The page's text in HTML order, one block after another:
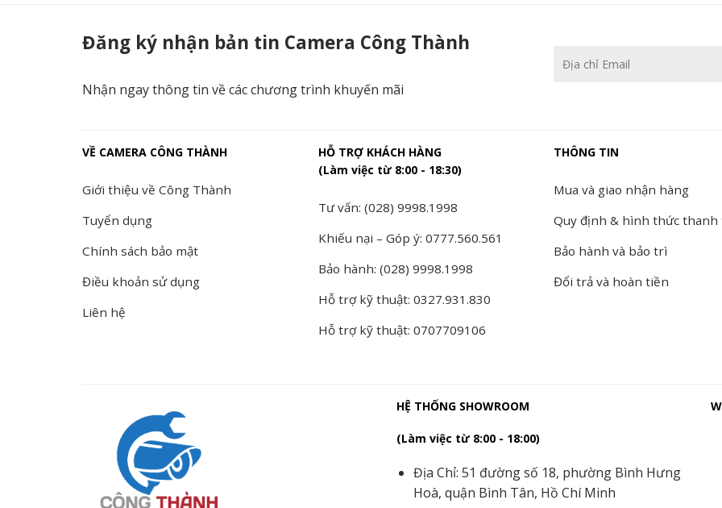
Đăng ký nhận bản tin Camera Công Thành
Nhận ngay thông tin về các chương trình khuyến mãi
VỀ CAMERA CÔNG THÀNH
Giới thiệu về Công Thành
Tuyển dụng
Chính sách bảo mật
Điều khoản sử dụng
Liên hệ
HỖ TRỢ KHÁCH HÀNG
(Làm việc từ 8:00 - 18:30)
Tư vấn: (028) 9998.1998
Khiếu nại – Góp ý: 0777.560.561
Bảo hành: (028) 9998.1998
Hỗ trợ kỹ thuật: 0327.931.830
Hỗ trợ kỹ thuật: 0707709106
THÔNG TIN
Mua và giao nhận hàng
Quy định & hình thức thanh
Bảo hành và bảo trì
Đổi trả và hoàn tiền
HỆ THỐNG SHOWROOM
(Làm việc từ 8:00 - 18:00)
Địa Chỉ: 51 đường số 18, phường Bình Hưng
Hoà, quận Bình Tân, Hồ Chí Minh